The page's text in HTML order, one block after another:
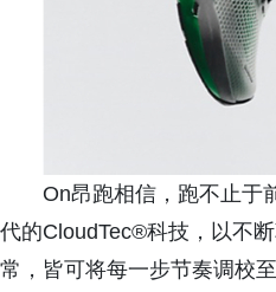
On昂跑相信，跑不止于
代的CloudTec®科技，以不
常，皆可将每一步节奏调校